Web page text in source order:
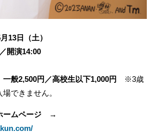
日（土）
開演14:00
2,500円／高校生以下1,000円 ※3歳
できません。
ームページ →